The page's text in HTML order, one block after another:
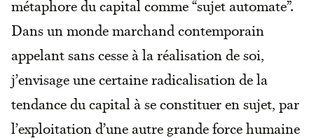
métaphore du capital comme “sujet automate”.
Dans un monde marchand contemporain
appelant sans cesse à la réalisation de soi,
j’envisage une certaine radicalisation de la
tendance du capital à se constituer en sujet, par
l’exploitation d’une autre grande force humaine